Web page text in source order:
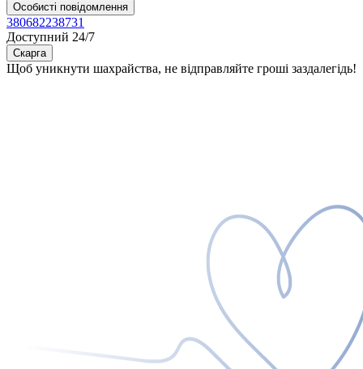
Особисті повідомлення
380682238731
Доступний 24/7
Скарга
Щоб уникнути шахрайства, не відправляйте гроші заздалегідь!